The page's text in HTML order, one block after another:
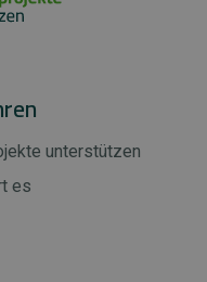
unterstützen
es